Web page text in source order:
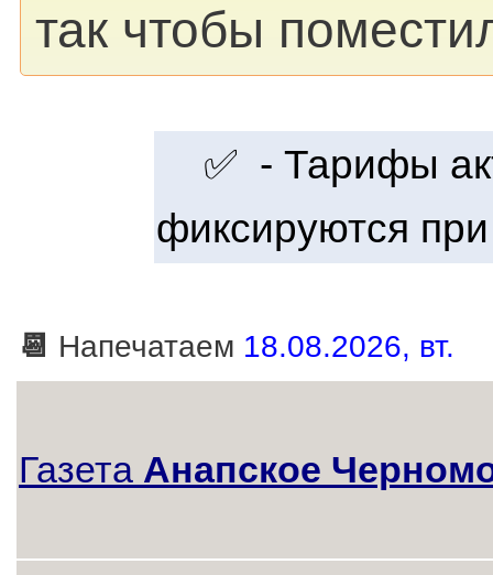
так чтобы
✅ - Тарифы
фиксируются
📆 Напечатаем 18.08.2026, вт.
Газета Анапское